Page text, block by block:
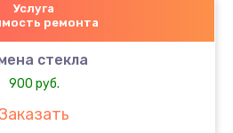
Услуга
ремонта
стекла
900 руб.